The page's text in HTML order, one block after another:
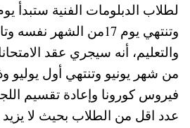
وتنتهي يوم 17من الشهر
من شهر يونيو وتنتهي أول
فيروس كورونا وإعادة تقسيم